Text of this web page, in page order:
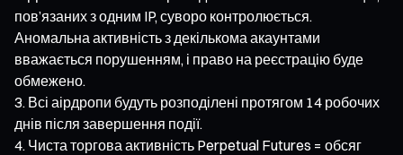
пов’язаних з одним IP, суворо контролюється.
Аномальна активність з декількома акаунтами
вважається порушенням, і право на реєстрацію буде
обмежено.
Всі аірдропи будуть розподілені протягом 14 робочих
днів після завершення події.
Чиста торгова активність Perpetual Futures = обсяг